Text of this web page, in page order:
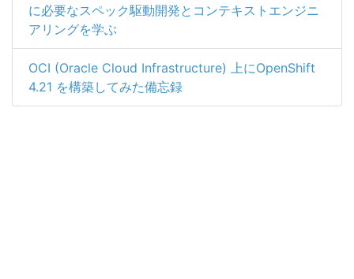
に必要なスペック駆動開発とコンテキストエンジニ
アリングを学ぶ
OCI (Oracle Cloud Infrastructure) 上にOpenShift
4.21 を構築してみた備忘録